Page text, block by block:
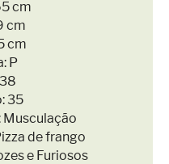
cm
cm
cm
P
35
de frango
e Furiosos